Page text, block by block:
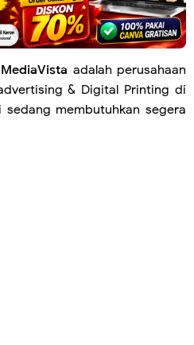
adalah perusahaan
& Digital Printing di
sedang membutuhkan segera